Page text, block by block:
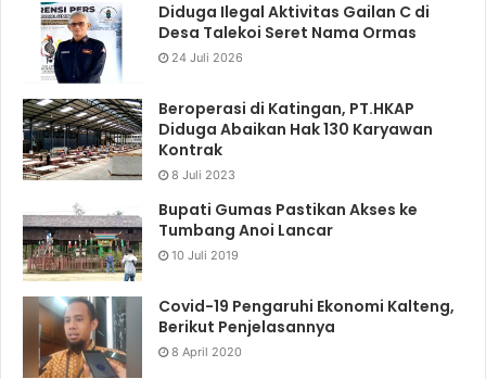
Diduga Ilegal Aktivitas Gailan C di
Desa Talekoi Seret Nama Ormas
24 Juli 2026
Beroperasi di Katingan, PT.HKAP
Diduga Abaikan Hak 130 Karyawan
Kontrak
8 Juli 2023
Bupati Gumas Pastikan Akses ke
Tumbang Anoi Lancar
10 Juli 2019
Covid-19 Pengaruhi Ekonomi Kalteng,
Berikut Penjelasannya
8 April 2020